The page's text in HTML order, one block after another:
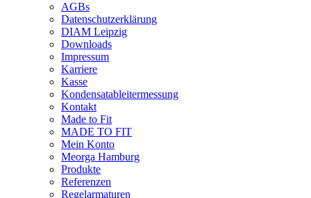
AGBs
Datenschutzerklärung
DIAM Leipzig
Downloads
Impressum
Karriere
Kasse
Kondensatableitermessung
Kontakt
Made to Fit
MADE TO FIT
Mein Konto
Meorga Hamburg
Produkte
Referenzen
Regelarmaturen